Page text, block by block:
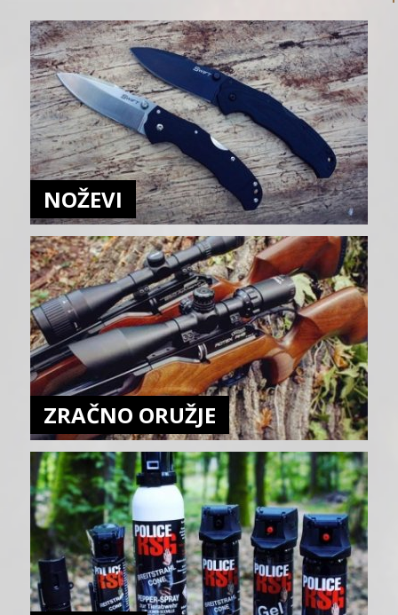
NOŽEVI
ZRAČNO ORUŽJE